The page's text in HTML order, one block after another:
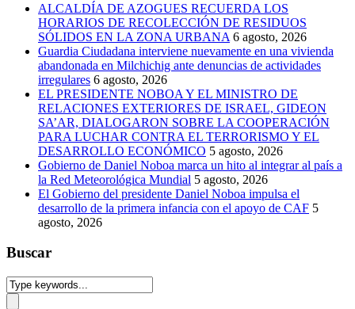
ALCALDÍA DE AZOGUES RECUERDA LOS
HORARIOS DE RECOLECCIÓN DE RESIDUOS
SÓLIDOS EN LA ZONA URBANA 6 agosto, 2026
Guardia Ciudadana interviene nuevamente en una vivienda
abandonada en Milchichig ante denuncias de actividades
irregulares 6 agosto, 2026
EL PRESIDENTE NOBOA Y EL MINISTRO DE
RELACIONES EXTERIORES DE ISRAEL, GIDEON
SA’AR, DIALOGARON SOBRE LA COOPERACIÓN
PARA LUCHAR CONTRA EL TERRORISMO Y EL
DESARROLLO ECONÓMICO 5 agosto, 2026
Gobierno de Daniel Noboa marca un hito al integrar al país a
la Red Meteorológica Mundial 5 agosto, 2026
El Gobierno del presidente Daniel Noboa impulsa el
desarrollo de la primera infancia con el apoyo de CAF 5
agosto, 2026
Buscar